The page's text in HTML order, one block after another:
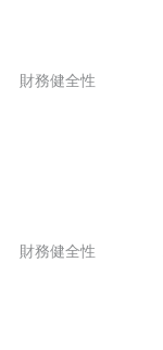
財務健全性
財務健全性